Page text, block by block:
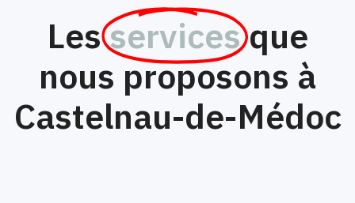
Lesservices que
nous proposons à
Castelnau-de-Médoc